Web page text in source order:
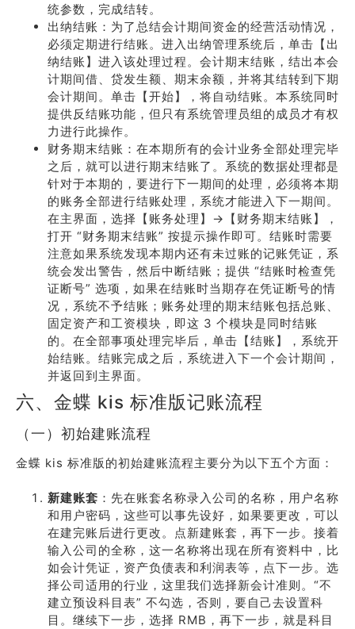
统参数，完成结转。
出纳结账：为了总结会计期间资金的经营活动情况，
必须定期进行结账。进入出纳管理系统后，单击【出
纳结账】进入该处理过程。会计期末结账，结出本会
计期间借、贷发生额、期末余额，并将其结转到下期
会计期间。单击【开始】，将自动结账。本系统同时
提供反结账功能，但只有系统管理员组的成员才有权
力进行此操作。
财务期末结账：在本期所有的会计业务全部处理完毕
之后，就可以进行期末结账了。系统的数据处理都是
针对于本期的，要进行下一期间的处理，必须将本期
的账务全部进行结账处理，系统才能进入下一期间。
在主界面，选择【账务处理】→【财务期末结账】，
打开 “财务期末结账” 按提示操作即可。结账时需要
注意如果系统发现本期内还有未过账的记账凭证，系
统会发出警告，然后中断结账；提供 “结账时检查凭
证断号” 选项，如果在结账时当期存在凭证断号的情
况，系统不予结账；账务处理的期末结账包括总账、
固定资产和工资模块，即这 3 个模块是同时结账
的。在全部事项处理完毕后，单击【结账】，系统开
始结账。结账完成之后，系统进入下一个会计期间，
并返回到主界面。
六、金蝶 kis 标准版记账流程
（一）初始建账流程
金蝶 kis 标准版的初始建账流程主要分为以下五个方面：
新建账套 ：先在账套名称录入公司的名称，用户名称
和用户密码，这些可以事先设好，如果要更改，可以
在建完账后进行更改。点新建账套，再下一步。接着
输入公司的全称，这一名称将出现在所有资料中，比
如会计凭证，资产负债表和利润表等，点下一步。选
择公司适用的行业，这里我们选择新会计准则。“不
建立预设科目表” 不勾选，否则，要自己去设置科
目。继续下一步，选择 RMB，再下一步，就是科目